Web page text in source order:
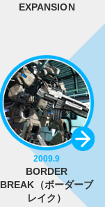
EXPANSION
2009.9
BORDER
BREAK（ボーダーブ
レイク）